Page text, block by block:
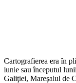
Cartografierea era în
iunie sau începutul
Galiţiei, Mareşalul de